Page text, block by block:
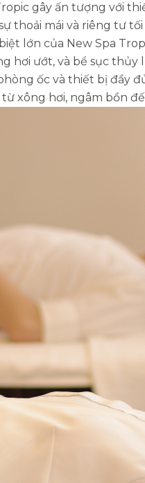
gây ấn tượng với
thoải mái và riêng tư
lớn của New Spa
hơi ướt, và bể sục
ốc và thiết bị đầy
xông hơi, ngâm bồn